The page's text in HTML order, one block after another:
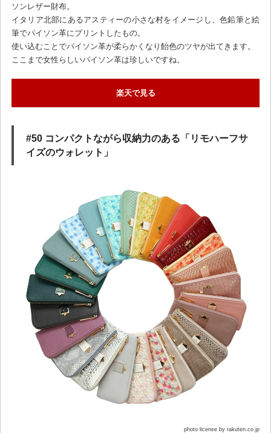
ソンレザー財布。
イタリア北部にあるアスティーの小さな村をイメージし、色鉛筆と絵
筆でパイソン革にプリントしたもの。
使い込むことでパイソン革が柔らかくなり飴色のツヤが出てきます。
ここまで女性らしいパイソン革は珍しいですね。
楽天で見る
#50 コンパクトながら収納力のある「リモハーフサ
イズのウォレット」
photo license by rakuten.co.jp